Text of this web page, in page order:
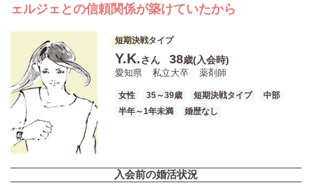
ェルジェとの信頼関係が築けていたから
短期決戦タイプ
Y.K.さん 38歳(入会時)
愛知県 私立大卒 薬剤師
女性 35～39歳 短期決戦タイプ
中部
半年～1年未満
婚歴なし
入会前の婚活状況